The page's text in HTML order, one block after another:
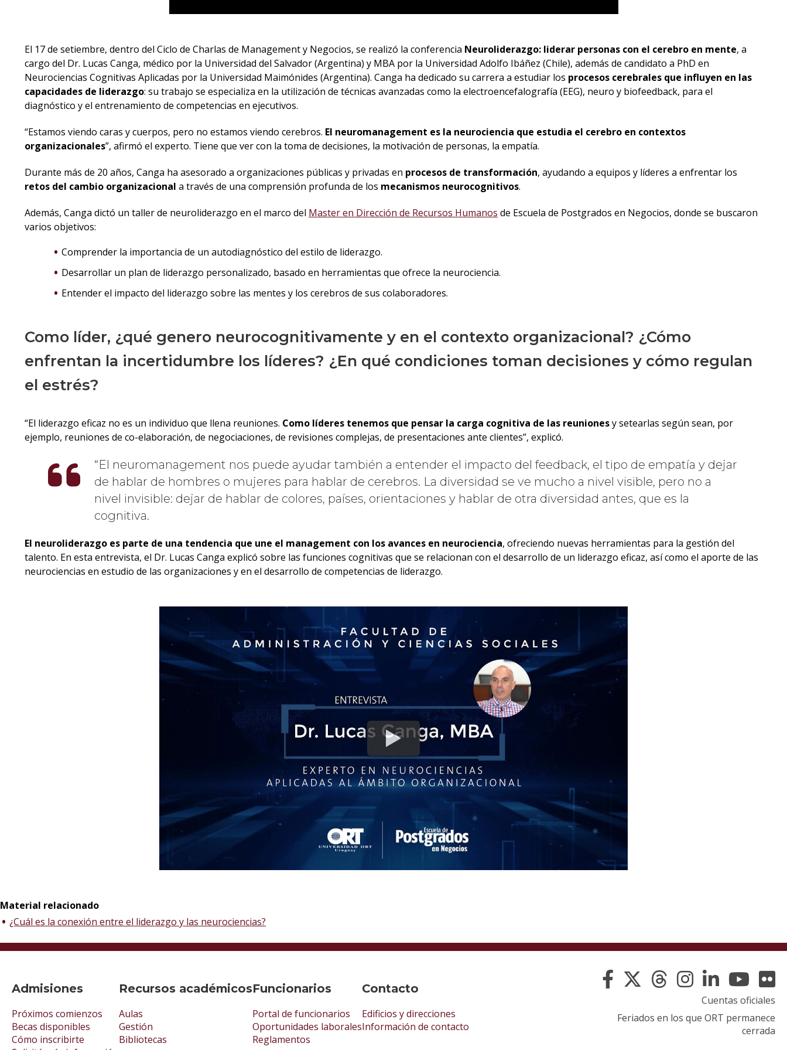
El 17 de setiembre, dentro del Ciclo de Charlas de Management y Negocios, se realizó la conferencia Neuroliderazgo: liderar personas con el cerebro en mente, a
cargo del Dr. Lucas Canga, médico por la Universidad del Salvador (Argentina) y MBA por la Universidad Adolfo Ibáñez (Chile), además de candidato a PhD en
Neurociencias Cognitivas Aplicadas por la Universidad Maimónides (Argentina). Canga ha dedicado su carrera a estudiar los procesos cerebrales que influyen en las
capacidades de liderazgo: su trabajo se especializa en la utilización de técnicas avanzadas como la electroencefalografía (EEG), neuro y biofeedback, para el
diagnóstico y el entrenamiento de competencias en ejecutivos.
“Estamos viendo caras y cuerpos, pero no estamos viendo cerebros. El neuromanagement es la neurociencia que estudia el cerebro en contextos
organizacionales”, afirmó el experto. Tiene que ver con la toma de decisiones, la motivación de personas, la empatía.
Durante más de 20 años, Canga ha asesorado a organizaciones públicas y privadas en procesos de transformación, ayudando a equipos y líderes a enfrentar los
retos del cambio organizacional a través de una comprensión profunda de los mecanismos neurocognitivos.
Además, Canga dictó un taller de neuroliderazgo en el marco del Master en Dirección de Recursos Humanos de Escuela de Postgrados en Negocios, donde se buscaron
varios objetivos:
Comprender la importancia de un autodiagnóstico del estilo de liderazgo.
Desarrollar un plan de liderazgo personalizado, basado en herramientas que ofrece la neurociencia.
Entender el impacto del liderazgo sobre las mentes y los cerebros de sus colaboradores.
Como líder, ¿qué genero neurocognitivamente y en el contexto organizacional? ¿Cómo
enfrentan la incertidumbre los líderes? ¿En qué condiciones toman decisiones y cómo regulan
el estrés?
“El liderazgo eficaz no es un individuo que llena reuniones. Como líderes tenemos que pensar la carga cognitiva de las reunionesy setearlas según sean, por
ejemplo, reuniones de co-elaboración, de negociaciones, de revisiones complejas, de presentaciones ante clientes”, explicó.
El neuromanagement nos puede ayudar también a entender el impacto del feedback, el tipo de empatía y dejar
de hablar de hombres o mujeres para hablar de cerebros. La diversidad se ve mucho a nivel visible, pero no a
nivel invisible: dejar de hablar de colores, países, orientaciones y hablar de otra diversidad antes, que es la
cognitiva.
El neuroliderazgo es parte de una tendencia que une el management con los avances en neurociencia, ofreciendo nuevas herramientas para la gestión del
talento. En esta entrevista, el Dr. Lucas Canga explicó sobre las funciones cognitivas que se relacionan con el desarrollo de un liderazgo eficaz, así como el aporte de las
neurociencias en estudio de las organizaciones y en el desarrollo de competencias de liderazgo.
Material relacionado
¿Cuál es la conexión entre el liderazgo y las neurociencias?
Admisiones
Próximos comienzos
Becas disponibles
Cómo inscribirte
Recursos académicos
Aulas
Gestión
Bibliotecas
Funcionarios
Portal de funcionarios
Oportunidades laborales
Reglamentos
Contacto
Edificios y direcciones
Información de contacto
Cuentas oficiales
Feriados en los que ORT permanece
cerrada